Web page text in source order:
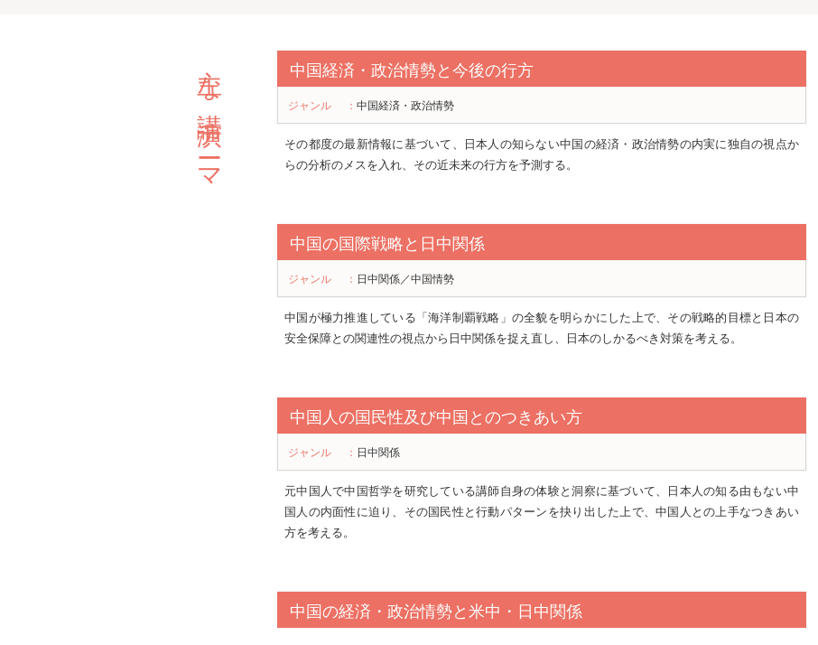
主な講演テーマ 中国経済・政治情勢と今後の行方
ジャンル ： 中国経済・政治情勢
その都度の最新情報に基づいて、日本人の知らない中国の経済・政治情勢の内実に独自の視点か
らの分析のメスを入れ、その近未来の行方を予測する。
中国の国際戦略と日中関係
ジャンル ： 日中関係／中国情勢
中国が極力推進している「海洋制覇戦略」の全貌を明らかにした上で、その戦略的目標と日本の
安全保障との関連性の視点から日中関係を捉え直し、日本のしかるべき対策を考える。
中国人の国民性及び中国とのつきあい方
ジャンル ： 日中関係
元中国人で中国哲学を研究している講師自身の体験と洞察に基づいて、日本人の知る由もない中
国人の内面性に迫り、その国民性と行動パターンを抉り出した上で、中国人との上手なつきあい
方を考える。
中国の経済・政治情勢と米中・日中関係